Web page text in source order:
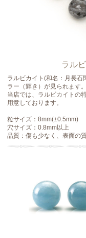
ラル
ラルビカイト(和名：月長石
ラー（輝き）が見られます。
当店では、ラルビカイトの
用意しております。
粒サイズ：8mm(±0.5mm)
穴サイズ：0.8mm以上
品質：傷も少なく、表面の